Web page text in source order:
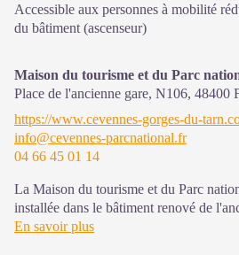
Sur place : expositions temporaires,
et boutique
Accessible aux personnes à mobilité
du bâtiment (ascenseur)
Maison du tourisme et du Parc
Place de l'ancienne gare, N106, 48400
https://www.cevennes-gorges-du-
info@cevennes-parcnational.fr
04 66 45 01 14
La Maison du tourisme et du Parc
installée dans le bâtiment renové de
la N106. C'est un espace , d’accueil,
En savoir plus